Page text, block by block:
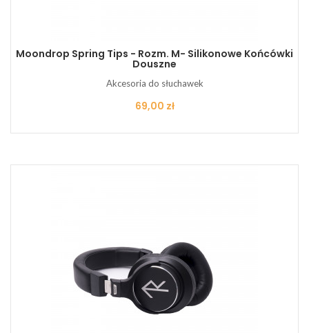
Moondrop Spring Tips - Rozm. M- Silikonowe Końcówki
Douszne
Akcesoria do słuchawek
Cena
69,00 zł